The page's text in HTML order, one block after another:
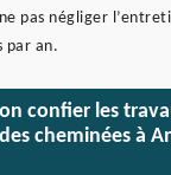
pas négliger
par an.
confier les
cheminées à